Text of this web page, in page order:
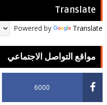
Translate
Powered by Translate
مواقع التواصل الاجتماعي
6000